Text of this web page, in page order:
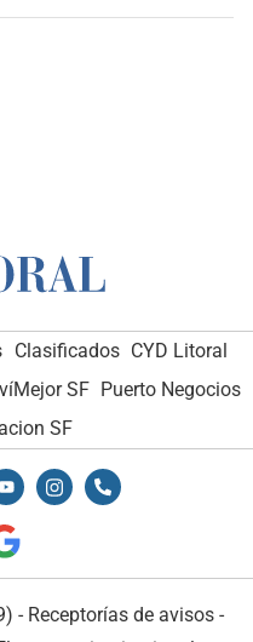
Clasificados CYD Litoral
SF Puerto Negocios
SF
- Receptorías de avisos -